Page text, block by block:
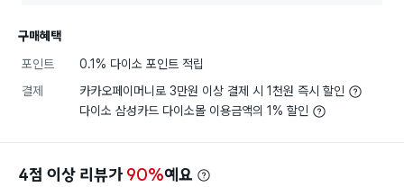
구매혜택
포인트
0.1% 다이소 포인트 적립
결제
카카오페이머니로 3만원 이상 결제 시 1천원 즉시 할인
다이소 삼성카드 다이소몰 이용금액의 1% 할인
4점 이상 리뷰가 90%예요